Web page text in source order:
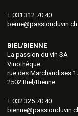
T 031 312 70 40
berne@passionduvin.ch
BIEL/BIENNE
La passion du vin SA
Vinothèque
rue des Marchandises
2502 Biel/Bienne
T 032 325 70 40